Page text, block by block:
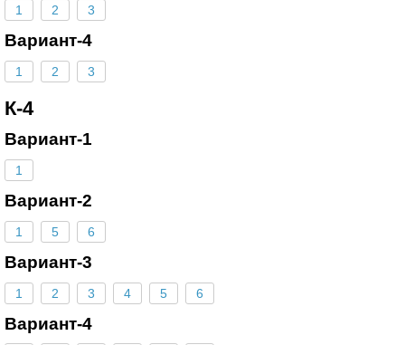
1 2 3
Вариант-4
1 2 3
К-4
Вариант-1
1
Вариант-2
1 5 6
Вариант-3
1 2 3 4 5 6
Вариант-4